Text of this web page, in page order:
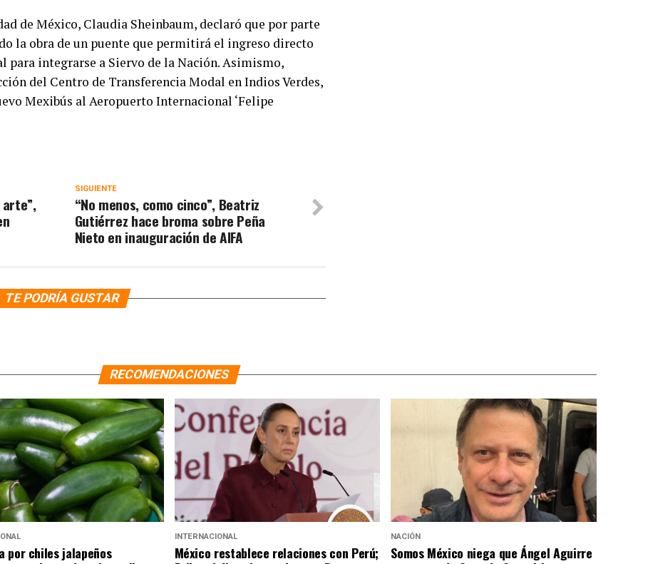
de México, Claudia Sheinbaum, declaró que por parte
la obra de un puente que permitirá el ingreso directo
integrarse a Siervo de la Nación. Asimismo,
del Centro de Transferencia Modal en Indios Verdes,
Mexibús al Aeropuerto Internacional ‘Felipe
SIGUIENTE
“No menos, como cinco”, Beatriz
Gutiérrez hace broma sobre Peña
Nieto en inauguración de AIFA
TE PODRÍA GUSTAR
RECOMENDACIONES
por chiles jalapeños
INTERNACIONAL
México restablece relaciones con Perú;
NACIÓN
Somos México niega que Ángel Aguirre